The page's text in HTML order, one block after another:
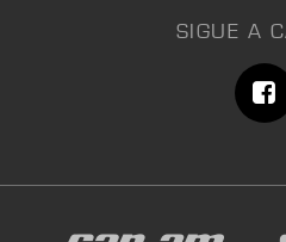
SIGUE A